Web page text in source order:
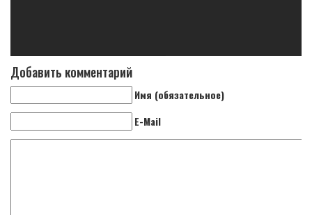
Добавить комментарий
Имя (обязательное)
E-Mail